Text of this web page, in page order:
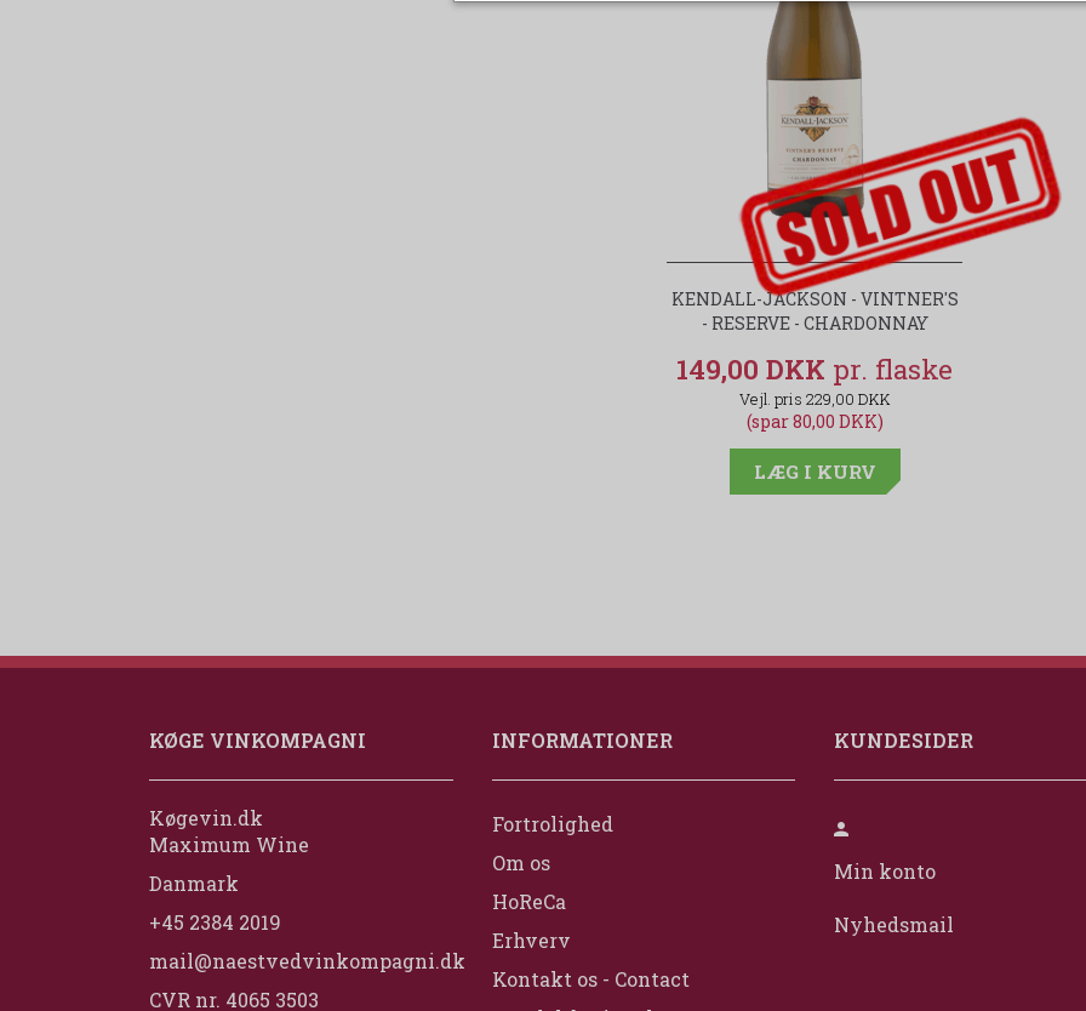
KENDALL-JACKSON - VINTNER'S
- RESERVE - CHARDONNAY
149,00 DKK
229,00 DKK
(spar 80,00 DKK)
LÆG I KURV
KØGE VINKOMPAGNI
Køgevin.dk
Maximum Wine
Danmark
+45 2384 2019
mail@naestvedvinkompagni.dk
CVR nr. 4065 3503
INFORMATIONER
Fortrolighed
Om os
HoReCa
Erhverv
Kontakt os - Contact
KUNDESIDER
Min konto
Nyhedsmail